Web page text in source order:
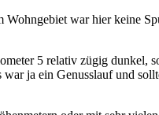
war hier keine
5 relativ zügig dunkel,
ja ein Genusslauf und